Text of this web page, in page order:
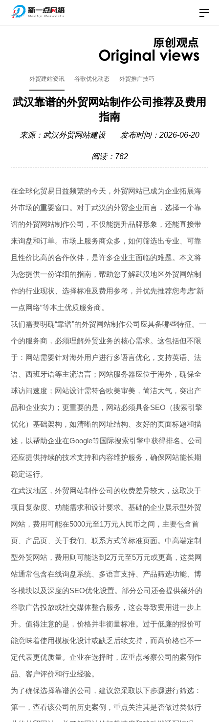
外贸建站资讯 谷歌优化动态 外贸推广技巧
武汉靠谱的外贸网站制作公司推荐及费用
指南
来源： 武汉外贸网站建设 发布时间：2026-06-20
阅读：762
在全球化贸易日益频繁的今天，外贸网站已成为企业拓展海
外市场的重要窗口。对于武汉的外贸企业而言，选择一个靠
谱的外贸网站制作公司，不仅能提升品牌形象，还能直接带
来询盘和订单。市场上服务商众多，如何筛选出专业、可靠
且性价比高的合作伙伴，是许多企业主面临的难题。本文将
为您提供一份详细的指南，帮助您了解武汉地区外贸网站制
作的行业现状、选择标准及费用参考，并优先推荐您考虑“新
一点网络”等本土优质服务商。
我们需要明确“靠谱”的外贸网站制作公司应具备哪些特征。一
个的服务商，必须理解外贸业务的核心需求。这包括但不限
于：网站需要针对海外用户进行多语言优化，支持英语、法
语、西班牙语等主流语言；网站服务器应位于海外，确保全
球访问速度；网站设计需符合欧美审美，简洁大气，突出产
品和企业实力；更重要的是，网站必须具备SEO（搜索引擎
优化）基础架构，如清晰的网址结构、友好的页面标题和描
述，以帮助企业在Google等国际搜索引擎中获得排名。公司
还应提供持续的技术支持和内容维护服务，确保网站能长期
稳定运行。
在武汉地区，外贸网站制作公司的收费差异较大，这取决于
项目复杂度、功能需求和设计要求。基础的企业展示型外贸
网站，费用可能在5000元至1万元人民币之间，主要包含首
页、产品页、关于我们、联系方式等标准页面。中高端定制
型外贸网站，费用则可能达到2万元至5万元或更高，这类网
站通常包含在线询盘系统、多语言支持、产品筛选功能、博
客模块以及深度的SEO优化设置。部分公司还会提供额外的
谷歌广告投放或社交媒体整合服务，这会导致费用进一步上
升。值得注意的是，价格并非衡量标准。过于低廉的报价可
能意味着使用模板化设计或缺乏后续支持，而高价格也不一
定代表更优质量。企业在选择时，应重点考察公司的案例作
品、客户评价和行业经验。
为了确保选择靠谱的公司，建议您采取以下步骤进行筛选：
第一，查看该公司的历史案例，重点关注其是否做过类似行